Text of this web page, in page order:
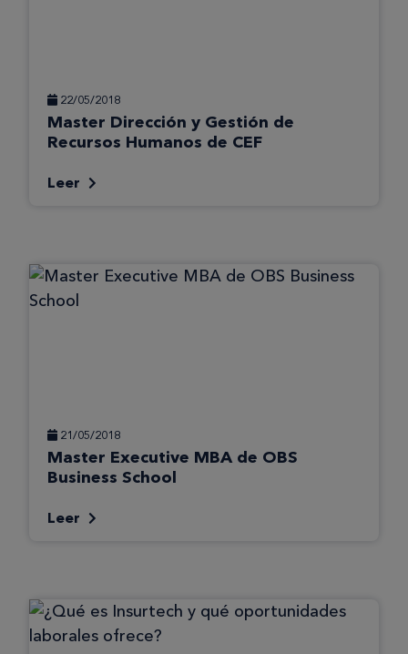
22/05/2018
Master Dirección y Gestión de
Recursos Humanos de CEF
Leer
21/05/2018
Master Executive MBA de OBS
Business School
Leer